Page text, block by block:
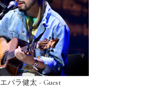
エバラ健太 - Guest